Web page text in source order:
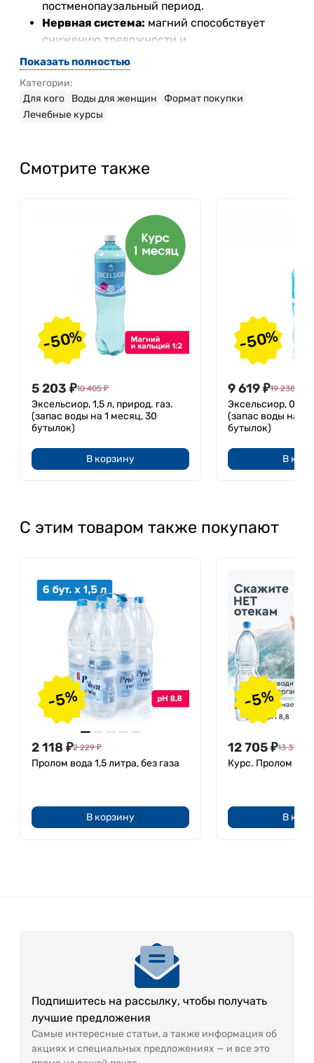
постменопаузальный период.
Нервная система: магний способствует
снижению тревожности и
раздражительности.
Мочевыделительная система:
способствует выведению избыточной
жидкости, помогает при склонности к
отёкам.
поддерживается синтез коллагена,
Курс особенно полезен в
периоды стресса, усталости, гормональной
перестройки (ПМС, менопауза, восстановление
после родов), а также при первых признаках
возрастных изменений.
Показать полностью
Категории:
Для кого
Воды для женщин
Формат покупки
Лечебные курсы
Смотрите также
-50%
5 203 ₽10 405 ₽
Эксельсиор, 1,5 л, природ. газ.
(запас воды на 1 месяц, 30
бутылок)
В корзину
-50%
9 619₽19 238
Эксельсиор, 0,5
(запас воды на 1
бутылок)
В
С этим товаром также покупают
-5%
2 118 ₽2 229 ₽
Пролом вода 1,5 литра, без газа
В корзину
-5%
12 705₽13 374
Курс. Пролом
В
Подпишитесь на рассылку, чтобы получать
лучшие предложения
Самые интересные статьи, а также информация об
акциях и специальных предложениях — и все это